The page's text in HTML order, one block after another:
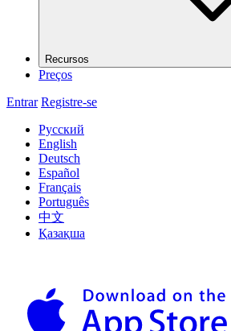
Recursos
Preços
Entrar Registre-se
Русский
English
Deutsch
Español
Français
Português
中文
Қазақша